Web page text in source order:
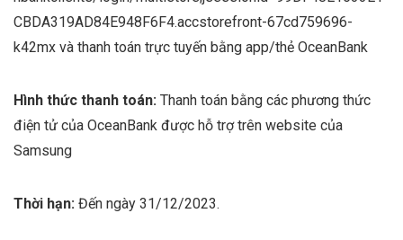
CBDA319AD84E948F6F4.accstorefront-67cd759696-
k42mx và thanh toán trực tuyến bằng app/thẻ OceanBank
Hình thức thanh toán: Thanh toán bằng các phương thức
điện tử của OceanBank được hỗ trợ trên website của
Samsung
Thời hạn: Đến ngày 31/12/2023.